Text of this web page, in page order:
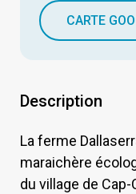
CARTE
Description
La ferme
maraichère
du village de